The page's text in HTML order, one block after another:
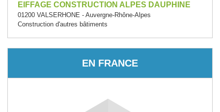
EIFFAGE CONSTRUCTION ALPES DAUPHINE
01200 VALSERHONE - Auvergne-Rhône-Alpes
Construction d'autres bâtiments
EN FRANCE